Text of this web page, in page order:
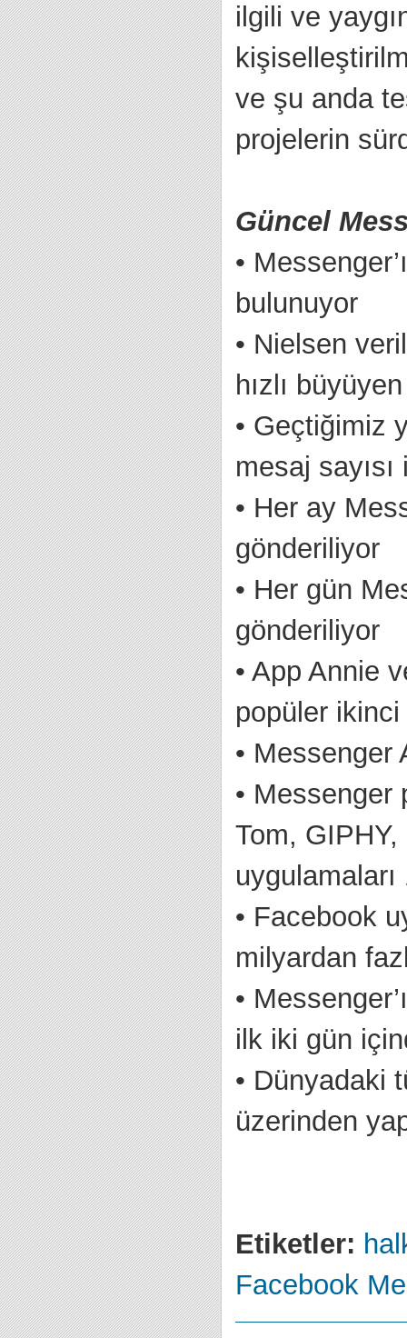
ilgili ve
ve şu anda
projelerin
Güncel
•
bulunuyor
• Nielsen
hızlı
• Geçtiğimiz
mesaj
• Her ay
gönderiliyor
• Her gün
gönderiliyor
• App Annie
popüler
• Messenger
• Messenger
Tom,
• Facebook
milyardan
•
ilk iki gün
• Dünyadaki
üzerinden
Etiketler:
Facebook